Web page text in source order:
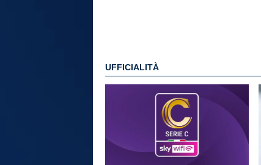
UFFICIALITÀ